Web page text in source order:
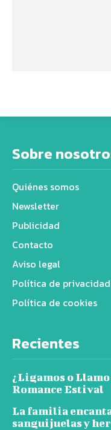
Sobre
Quiénes somos
Newsletter
Publicidad
Contacto
Aviso legal
Política de privacidad
Política de cookies
Recientes
¿Ligamos o
Romance Estival
La familia
sanguijuelas y